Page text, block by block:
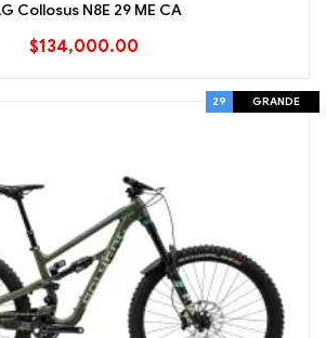
Collosus N8E 29 ME CA
$134,000.00
29 GRANDE